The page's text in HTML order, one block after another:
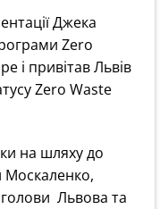
Джека
Zero
і привітав Львів
Zero Waste
на шляху до
Москаленко,
Львова та